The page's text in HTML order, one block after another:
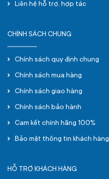
Liên hệ hỗ trợ, hợp tác
CHÍNH SÁCH CHUNG
Chính sách quy định chung
Chính sách mua hàng
Chính sách giao hàng
Chính sách bảo hành
Cam kết chính hãng 100%
Bảo mật thông tin khách hàng
HỖ TRỢ KHÁCH HÀNG